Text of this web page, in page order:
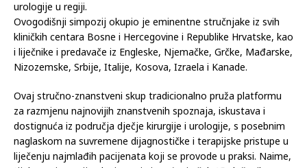
urologije u regiji.
Ovogodišnji simpozij okupio je eminentne stručnjake iz svih
kliničkih centara Bosne i Hercegovine i Republike Hrvatske, kao
i liječnike i predavače iz Engleske, Njemačke, Grčke, Mađarske,
Nizozemske, Srbije, Italije, Kosova, Izraela i Kanade.
Ovaj stručno-znanstveni skup tradicionalno pruža platformu
za razmjenu najnovijih znanstvenih spoznaja, iskustava i
dostignuća iz područja dječje kirurgije i urologije, s posebnim
naglaskom na suvremene dijagnostičke i terapijske pristupe u
liječenju najmlađih pacijenata koji se provode u praksi. Naime,